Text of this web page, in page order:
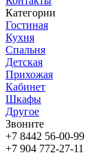
Категории
Гостиная
Кухня
Спальня
Детская
Прихожая
Кабинет
Шкафы
Другое
Звоните
+7 8442 56-00-99
+7 904 772-27-11